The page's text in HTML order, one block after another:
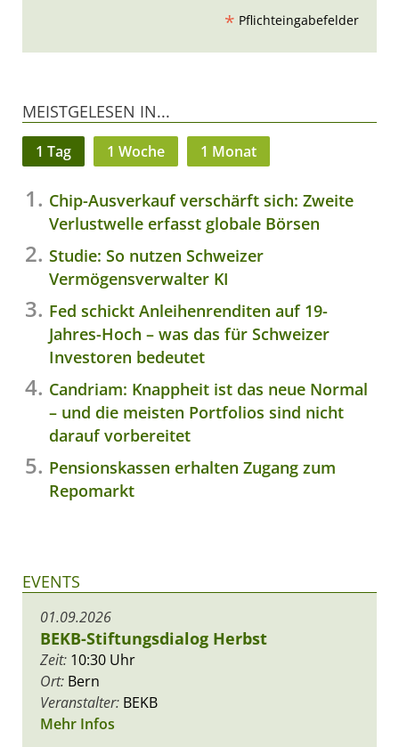
* Pflichteingabefelder
MEISTGELESEN IN...
1 Tag 1 Woche 1 Monat
Chip-Ausverkauf verschärft sich: Zweite
Verlustwelle erfasst globale Börsen
Studie: So nutzen Schweizer
Vermögensverwalter KI
Fed schickt Anleihenrenditen auf 19-
Jahres-Hoch – was das für Schweizer
Investoren bedeutet
Candriam: Knappheit ist das neue Normal
– und die meisten Portfolios sind nicht
darauf vorbereitet
Pensionskassen erhalten Zugang zum
Repomarkt
EVENTS
01.09.2026
BEKB-Stiftungsdialog Herbst
Zeit: 10:30 Uhr
Ort: Bern
Veranstalter: BEKB
Mehr Infos